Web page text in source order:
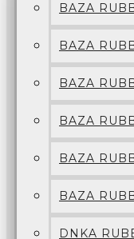
BAZA
BAZA
BAZA
BAZA
BAZA
BAZA
DNKA